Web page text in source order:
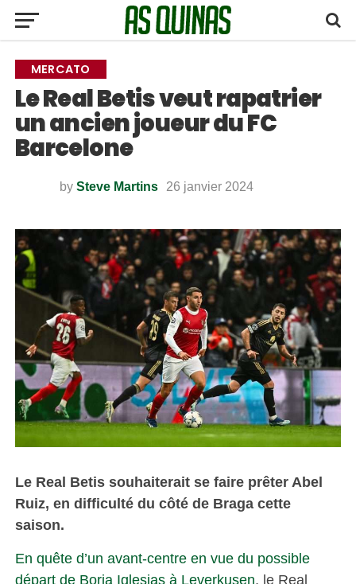
MERCATO
Le Real Betis veut rapatrier
un ancien joueur du FC
Barcelone
by Steve Martins 26 janvier 2024
Le Real Betis souhaiterait se faire prêter Abel
Ruiz, en difficulté du côté de Braga cette
saison.
En quête d’un avant-centre en vue du possible
départ de Borja Iglesias à Leverkusen, le Real